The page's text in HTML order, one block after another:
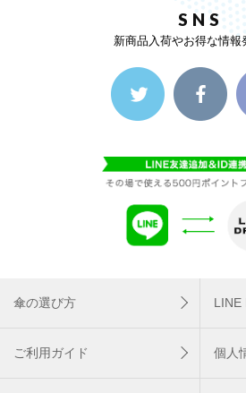
SNS
新商品入荷やお得な情報
傘の選び方 LINE
ご利用ガイド 個人